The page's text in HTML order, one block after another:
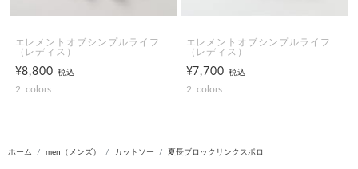
エレメントオブシンプルライフ
（レディス）
¥8,800税込
2 colors
エレメントオブシンプルライフ
（レディス）
¥7,700税込
2 colors
ホーム men（メンズ） カットソー 夏長ブロックリンクスポロ